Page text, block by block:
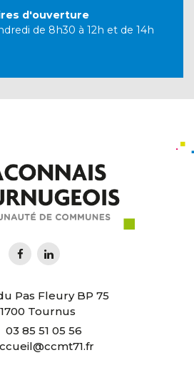
d'ouverture
de 8h30 à 12h et de 14h
Pas Fleury BP 75
Tournus
03 85 51 05 56
@ccmt71.fr